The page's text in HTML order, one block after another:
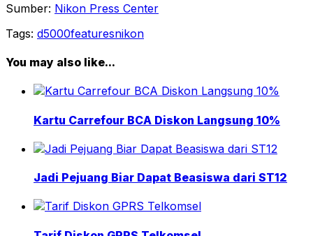
Sumber: Nikon Press Center
Tags: d5000featuresnikon
You may also like...
Kartu Carrefour BCA Diskon Langsung 10%
Jadi Pejuang Biar Dapat Beasiswa dari ST12